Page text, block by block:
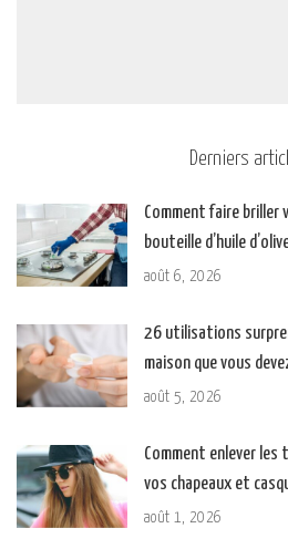
Derniers
Comment faire briller
bouteille d’huile
août 6, 2026
26 utilisations
maison que vous
août 5, 2026
Comment enlever
vos chapeaux et
août 1, 2026